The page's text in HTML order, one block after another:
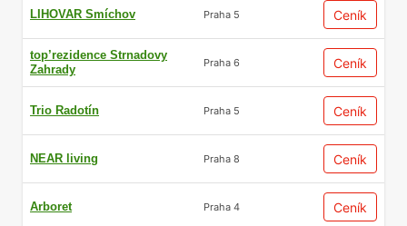
LIHOVAR Smíchov Praha 5 Ceník
top’rezidence Strnadovy
Zahrady
Praha 6 Ceník
Trio Radotín Praha 5 Ceník
NEAR living Praha 8 Ceník
Arboret Praha 4 Ceník